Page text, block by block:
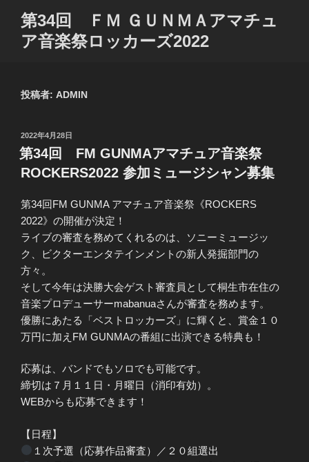
第34回 ＦＭ ＧＵＮＭＡアマチュ
ア音楽祭ロッカーズ2022
投稿者: ADMIN
投
稿
日:
2022年4月28日
第34回 FM GUNMAアマチュア音楽祭
ROCKERS2022 参加ミュージシャン募集
第34回FM GUNMA アマチュア音楽祭《ROCKERS
2022》の開催が決定！
ライブの審査を務めてくれるのは、ソニーミュージッ
ク、ビクターエンタテインメントの新人発掘部門の
方々。
そして今年は決勝大会ゲスト審査員として桐生市在住の
音楽プロデューサーmabanuaさんが審査を務めます。
優勝にあたる「ベストロッカーズ」に輝くと、賞金１０
万円に加えFM GUNMAの番組に出演できる特典も！
応募は、バンドでもソロでも可能です。
締切は７月１１日・月曜日（消印有効）。
WEBからも応募できます！
【日程】
１次予選（応募作品審査）／２０組選出